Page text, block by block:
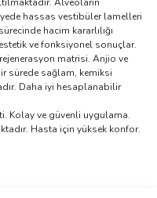
hassas vestibüler lamelleri
hacim kararlılığı
ve fonksiyonel sonuçlar.
matrisi. Anjio ve
sürede sağlam, kemiksi
Daha iyi hesaplanabilir
Kolay ve güvenli uygulama.
Hasta için yüksek konfor.